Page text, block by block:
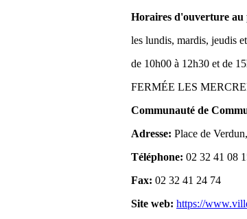
Horaires d'ouverture au
les lundis, mardis, jeudis
de 10h00 à 12h30 et de
FERMÉE LES
Communauté de
Adresse: Place de
Téléphone: 02 32 41 08
Fax: 02 32 41 24 74
Site web: https://